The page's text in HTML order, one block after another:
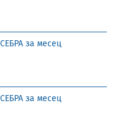
за месец
за месец